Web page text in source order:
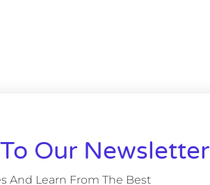
Our Newsletter
And Learn From The Best